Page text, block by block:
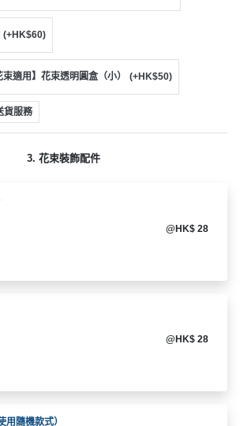
(+HK$60)
束適用】花束透明圓盒（小） (+HK$50)
貨服務
3. 花束裝飾配件
@HK$ 28
@HK$ 28
用隨機款式）